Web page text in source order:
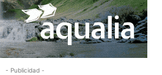
- Publicidad -